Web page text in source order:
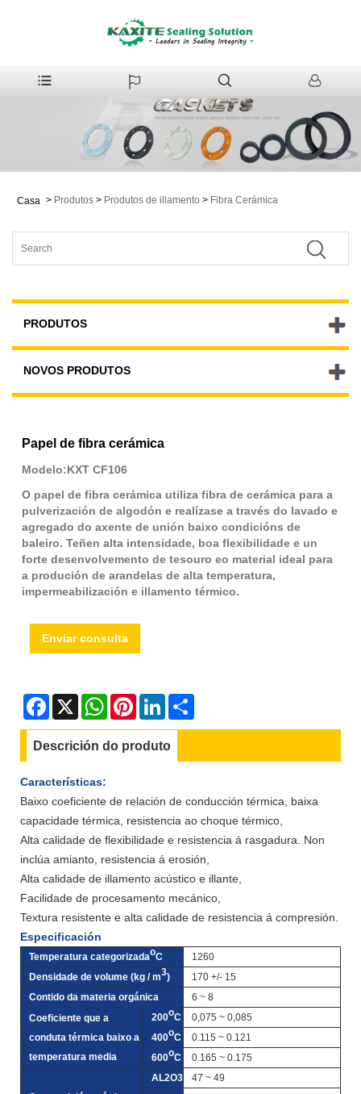
Casa > Produtos > Produtos de illamento > Fibra Cerámica
PRODUTOS
NOVOS PRODUTOS
Papel de fibra cerámica
Modelo:KXT CF106
O papel de fibra cerámica utiliza fibra de cerámica para a
pulverización de algodón e realízase a través do lavado e
agregado do axente de unión baixo condicións de
baleiro. Teñen alta intensidade, boa flexibilidade e un
forte desenvolvemento de tesouro eo material ideal para
a produción de arandelas de alta temperatura,
impermeabilización e illamento térmico.
Enviar consulta
Facebook
X WhatsAppPinterestLinkedIn
Descrición do produto
Características:
Baixo coeficiente de relación de conducción térmica, baixa
capacidade térmica, resistencia ao choque térmico,
Alta calidade de flexibilidade e resistencia á rasgadura. Non
inclúa amianto, resistencia á erosión,
Alta calidade de illamento acústico e illante,
Facilidade de procesamento mecánico,
Textura resistente e alta calidade de resistencia á compresión.
Especificación
Temperatura categorizadaoC
1260
Densidade de volume (kg / m3)
170 +/- 15
Contido da materia orgánica
6 ~ 8
Coeficiente que a
conduta térmica baixo a
temperatura media
200oC
0,075 ~ 0,085
400oC
0.115 ~ 0.121
600oC 0.165 ~ 0.175
AL2O3
47 ~ 49